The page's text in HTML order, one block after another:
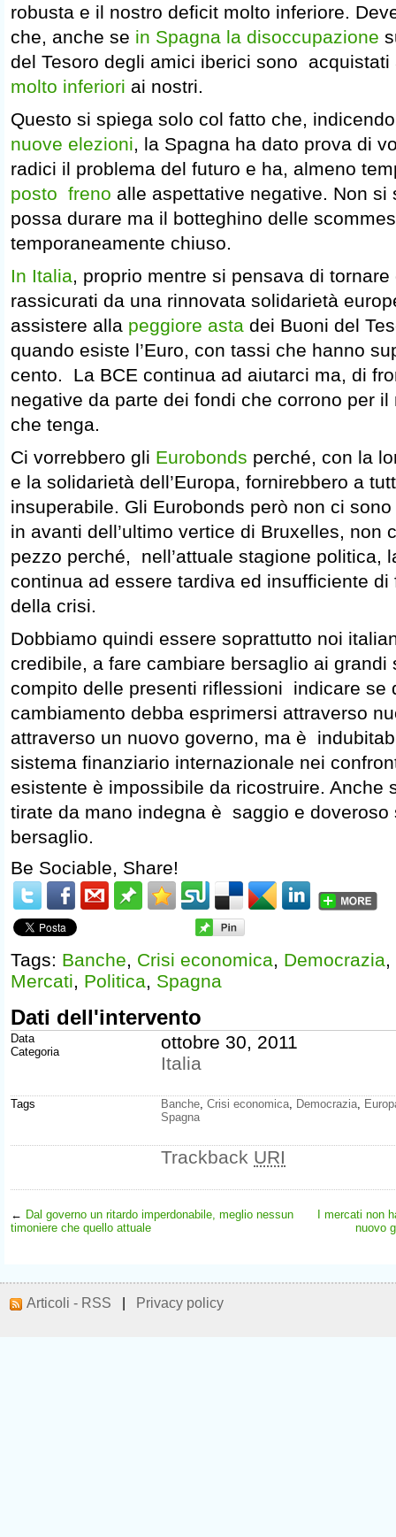
robusta e il nostro deficit molto inferiore.
che, anche se in Spagna la disoccupazione
del Tesoro degli amici iberici sono
molto inferiori ai nostri.
Questo si spiega solo col fatto che,
nuove elezioni, la Spagna ha dato prova di
radici il problema del futuro e ha, almeno
posto freno alle aspettative negative. Non si
possa durare ma il botteghino delle
temporaneamente chiuso.
In Italia, proprio mentre si pensava di
rassicurati da una rinnovata solidarietà
assistere alla peggiore asta dei Buoni del
quando esiste l’Euro, con tassi che hanno
cento. La BCE continua ad aiutarci ma, di
negative da parte dei fondi che corrono per il
che tenga.
Ci vorrebbero gli Eurobonds perché, con la
e la solidarietà dell’Europa, fornirebbero a
insuperabile. Gli Eurobonds però non ci
in avanti dell’ultimo vertice di Bruxelles, non
pezzo perché, nell’attuale stagione politica,
continua ad essere tardiva ed insufficiente
della crisi.
Dobbiamo quindi essere soprattutto noi
credibile, a fare cambiare bersaglio ai grandi
compito delle presenti riflessioni indicare se
cambiamento debba esprimersi attraverso
attraverso un nuovo governo, ma è
sistema finanziario internazionale nei
esistente è impossibile da ricostruire. Anche
tirate da mano indegna è saggio e doveroso
bersaglio.
Be Sociable, Share!
Tags: Banche, Crisi economica, Democrazia,
Mercati, Politica, Spagna
Dati dell'intervento
Data
Categoria
ottobre 30, 2011
Italia
Tags Banche, Crisi economica, Democrazia,
Spagna
Trackback URI
← Dal governo un ritardo imperdonabile, meglio nessun
timoniere che quello attuale
I mercati non
nuovo
Articoli - RSS Privacy policy